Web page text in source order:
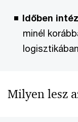
Időben
minél
Milyen lesz